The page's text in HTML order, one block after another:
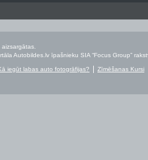
Autobildes.lv īpašnieku SIA “Focus Group”
iegūt labas auto fotogrāfijas? Zīmēšanas Kursi